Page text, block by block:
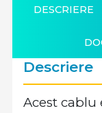
DESCRIERE
Descriere
Acest cablu